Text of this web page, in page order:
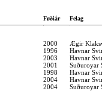
Føðiár Felag
2000
Ægir
1996
Havnar
2003
Havnar
2001
Suðuroyar
1998
Havnar
2004
Havnar
2004 Suðuroyar